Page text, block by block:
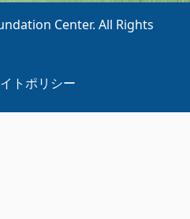
Center. All Rights
トポリシー